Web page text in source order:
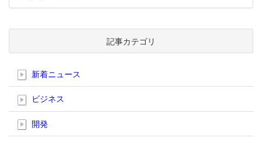
記事カテゴリ
新着ニュース
ビジネス
開発